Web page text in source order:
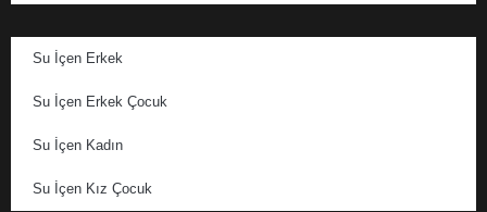
Su İçen Erkek
Su İçen Erkek Çocuk
Su İçen Kadın
Su İçen Kız Çocuk